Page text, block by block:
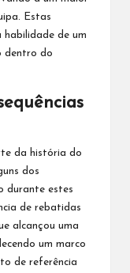
Estas
habilidade de um
dentro do
da história do
dos
durante estes
de rebatidas
alcançou uma
um marco
de referência